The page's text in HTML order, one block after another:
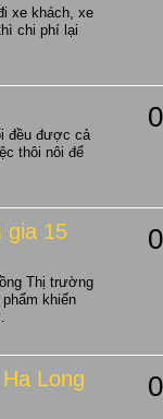
xe khách, xe
chi phí lại
đều được cả
thôi nôi để
0
gia 15
Thị trường
khiến
0
Long
0